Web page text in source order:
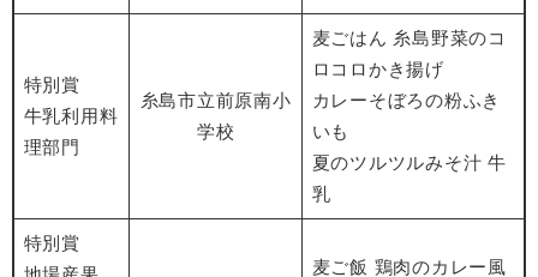
特別賞
​牛乳利用料
理部門
糸島市立前原南小
学校
麦ごはん 糸島野菜のコ
ロコロかき揚げ
カレーそぼろの粉ふき
いも
夏のツルツルみそ汁 牛
乳
特別賞
麦ご飯 鶏肉のカレー風